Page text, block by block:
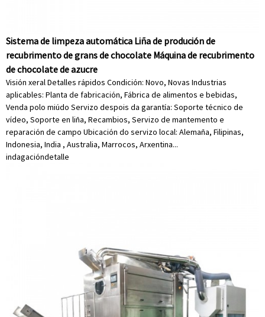
Sistema de limpeza automática Liña de produción de
recubrimento de grans de chocolate Máquina de recubrimento
de chocolate de azucre
Visión xeral Detalles rápidos Condición: Novo, Novas Industrias
aplicables: Planta de fabricación, Fábrica de alimentos e bebidas,
Venda polo miúdo Servizo despois da garantía: Soporte técnico de
vídeo, Soporte en liña, Recambios, Servizo de mantemento e
reparación de campo Ubicación do servizo local: Alemaña, Filipinas,
Indonesia, India , Australia, Marrocos, Arxentina...
indagacióndetalle